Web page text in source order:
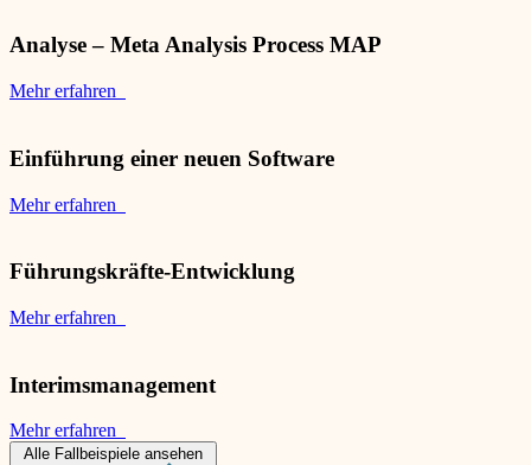
Analyse – Meta Analysis Process MAP
Mehr erfahren
Einführung einer neuen Software
Mehr erfahren
Führungskräfte-Entwicklung
Mehr erfahren
Interimsmanagement
Mehr erfahren
Alle Fallbeispiele ansehen